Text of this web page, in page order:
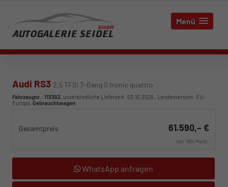
Menü
Audi RS3 2.5 TFSI 7-Gang S tronic quattro
Fahrzeugnr.: 113392, unverbindliche Lieferzeit: 03.10.2026 , Landesversion: EU -
Europa, Gebrauchtwagen
Gesamtpreis 61.590,– €
incl. 19% MwSt.
WhatsApp anfragen